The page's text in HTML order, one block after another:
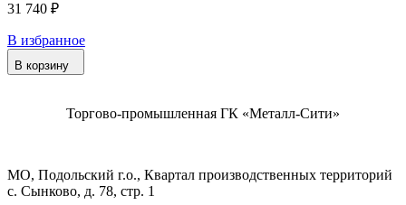
31 740 ₽
В избранное
В корзину
Торгово-промышленная ГК «Металл-Сити»
МО, Подольский г.о., Квартал производственных территорий
с. Сынково, д. 78, стр. 1